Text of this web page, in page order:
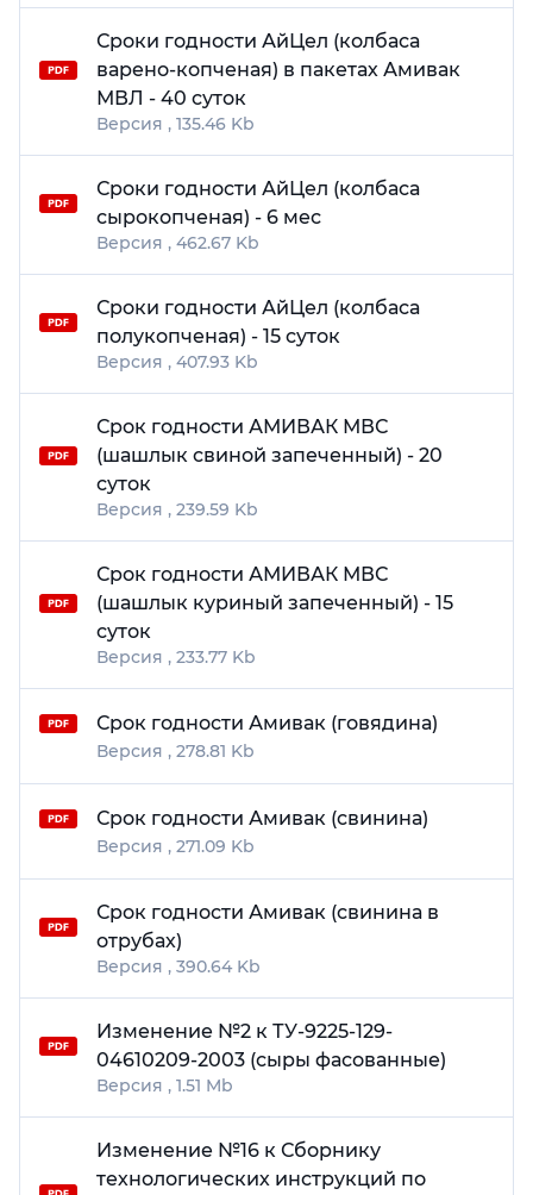
Сроки годности АйЦел (колбаса
варено-копченая) в пакетах Амивак
МВЛ - 40 суток
135.46 Kb
Сроки годности АйЦел (колбаса
сырокопченая) - 6 мес
462.67 Kb
Сроки годности АйЦел (колбаса
полукопченая) - 15 суток
407.93 Kb
Срок годности АМИВАК МВС
(шашлык свиной запеченный) - 20
суток
239.59 Kb
Срок годности АМИВАК МВС
(шашлык куриный запеченный) - 15
суток
233.77 Kb
Срок годности Амивак (говядина)
278.81 Kb
Срок годности Амивак (свинина)
271.09 Kb
Срок годности Амивак (свинина в
отрубах)
390.64 Kb
Изменение №2 к ТУ-9225-129-
04610209-2003 (сыры фасованные)
1.51 Mb
Изменение №16 к Сборнику
технологических инструкций по